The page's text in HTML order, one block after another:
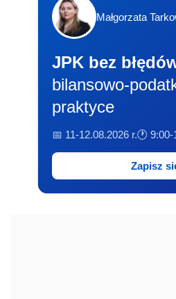
Małgorzata
JPK bez
bilansowo-
praktyce
📅 11-12.08.2026 r.🕐 9:00-
Zapisz